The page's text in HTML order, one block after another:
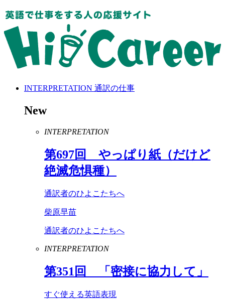
INTERPRETATION 通訳の仕事
New
INTERPRETATION
第697回 やっぱり紙（だけど
絶滅危惧種）
通訳者のひよこたちへ
柴原早苗
通訳者のひよこたちへ
INTERPRETATION
第351 回 「密接に協力して」
すぐ使える英語表現